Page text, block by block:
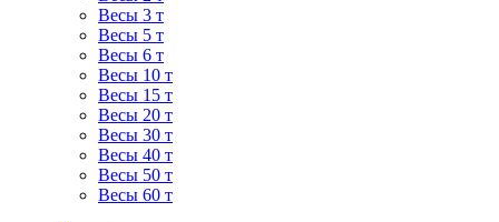
Весы 3 т
Весы 5 т
Весы 6 т
Весы 10 т
Весы 15 т
Весы 20 т
Весы 30 т
Весы 40 т
Весы 50 т
Весы 60 т